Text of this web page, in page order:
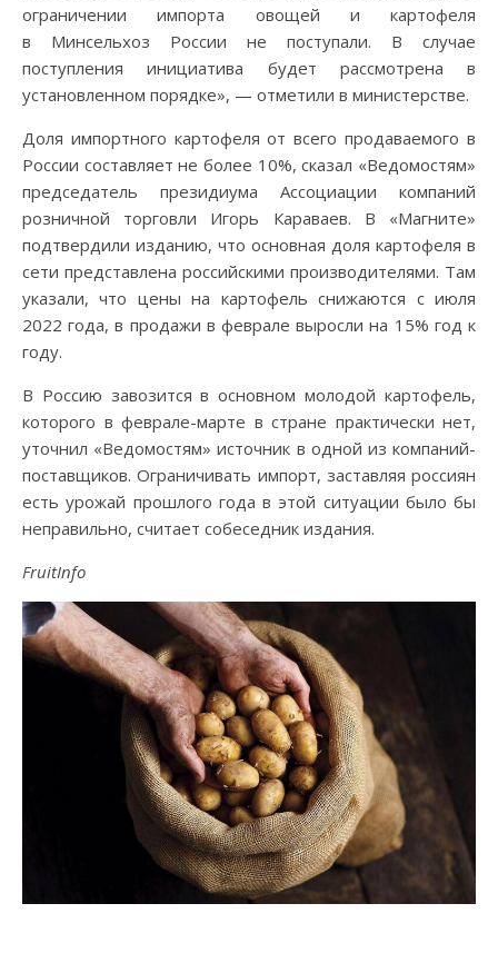
ограничении импорта овощей и картофеля
в Минсельхоз России не поступали. В случае
поступления инициатива будет рассмотрена в
установленном порядке», — отметили в министерстве.
Доля импортного картофеля от всего продаваемого в
России составляет не более 10%, сказал «Ведомостям»
председатель президиума Ассоциации компаний
розничной торговли Игорь Караваев. В «Магните»
подтвердили изданию, что основная доля картофеля в
сети представлена российскими производителями. Там
указали, что цены на картофель снижаются с июля
2022 года, в продажи в феврале выросли на 15% год к
году.
В Россию завозится в основном молодой картофель,
которого в феврале-марте в стране практически нет,
уточнил «Ведомостям» источник в одной из компаний-
поставщиков. Ограничивать импорт, заставляя россиян
есть урожай прошлого года в этой ситуации было бы
неправильно, считает собеседник издания.
FruitInfo